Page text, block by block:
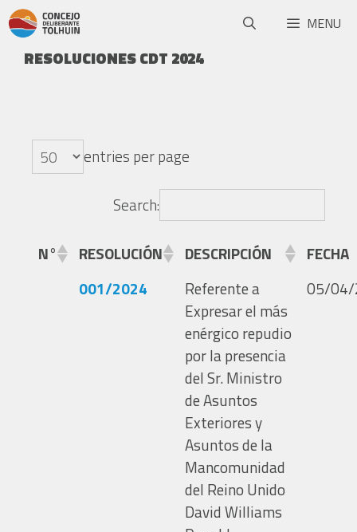
MENU
RESOLUCIONES CDT 2024
entries per page
Search:
N° RESOLUCIÓN DESCRIPCIÓN
FECHA
001/2024
Referente a
Expresar el más
enérgico repudio
por la presencia
del Sr. Ministro
de Asuntos
Exteriores y
Asuntos de la
Mancomunidad
del Reino Unido
David Williams
05/